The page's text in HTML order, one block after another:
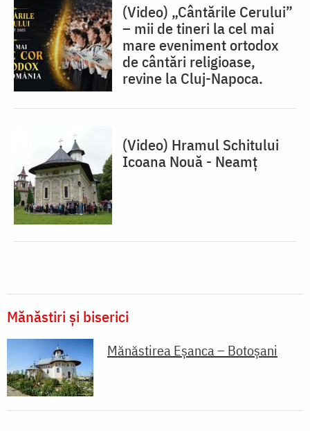
(Video) „Cântările Cerului”
– mii de tineri la cel mai
mare eveniment ortodox
de cântări religioase,
revine la Cluj-Napoca.
(Video) Hramul Schitului
Icoana Nouă - Neamț
Mănăstiri și biserici
Mănăstirea Eșanca – Botoșani